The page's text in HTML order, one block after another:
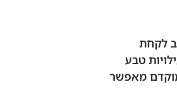
לקחת
טבע
מאפשר